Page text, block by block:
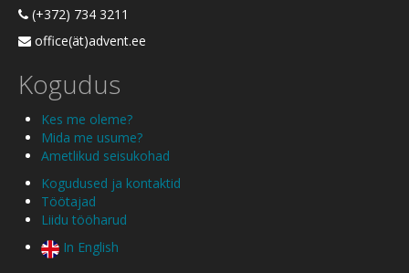
(+372) 734 3211
office(ät)advent.ee
Kogudus
Kes me oleme?
Mida me usume?
Ametlikud seisukohad
Kogudused ja kontaktid
Töötajad
Liidu tööharud
In English